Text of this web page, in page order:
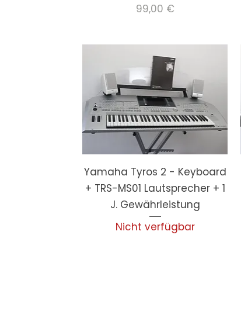
Preis
99,00 €
Yamaha Tyros 2 - Keyboard
+ TRS-MS01 Lautsprecher + 1
J. Gewährleistung
Nicht verfügbar